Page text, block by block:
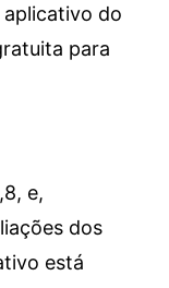
do
para
e,
dos
está